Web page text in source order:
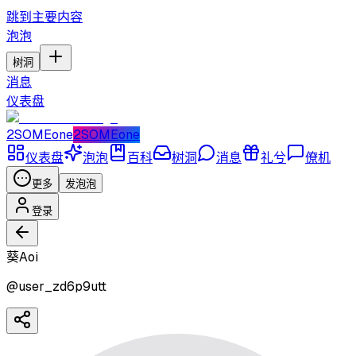
跳到主要内容
泡泡
树洞
消息
仪表盘
2SOMEone2SOMEone
仪表盘
泡泡 百科 树洞 消息 礼兮 僚机
更多 发泡泡
登录
葵Aoi
@user_zd6p9utt